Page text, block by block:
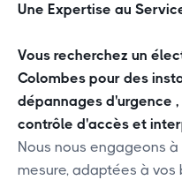
Une Expertise au
Vous recherchez un
Colombes pour des
dépannages d'urgence
contrôle d'accès et
Nous nous engageons
mesure, adaptées à